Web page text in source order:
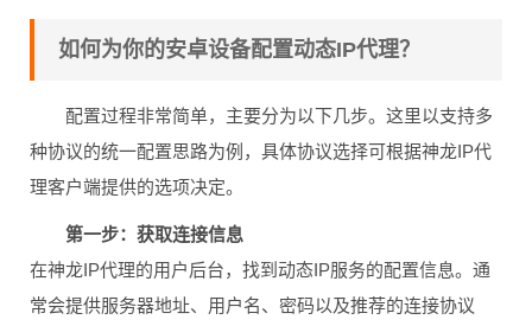
如何为你的安卓设备配置动态IP代理？
配置过程非常简单，主要分为以下几步。这里以支持多
种协议的统一配置思路为例，具体协议选择可根据神龙IP代
理客户端提供的选项决定。
第一步：获取连接信息
在神龙IP代理的用户后台，找到动态IP服务的配置信息。通
常会提供服务器地址、用户名、密码以及推荐的连接协议